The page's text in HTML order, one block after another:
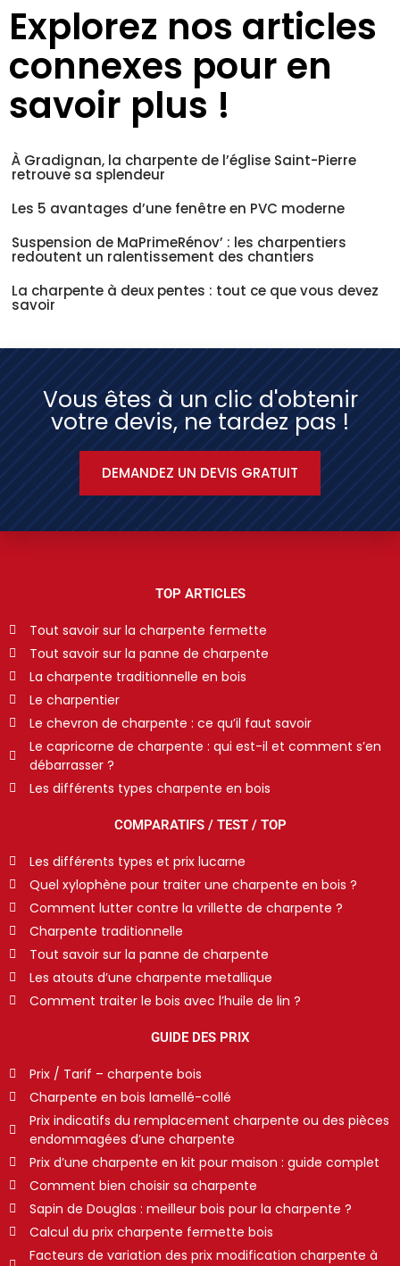
Explorez nos articles
connexes pour en
savoir plus !
À Gradignan, la charpente de l’église Saint-Pierre
retrouve sa splendeur
Les 5 avantages d’une fenêtre en PVC moderne
Suspension de MaPrimeRénov’ : les charpentiers
redoutent un ralentissement des chantiers
La charpente à deux pentes : tout ce que vous devez
savoir
Vous êtes à un clic d'obtenir
votre devis, ne tardez pas !
DEMANDEZ UN DEVIS GRATUIT
TOP ARTICLES
Tout savoir sur la charpente fermette
Tout savoir sur la panne de charpente
La charpente traditionnelle en bois
Le charpentier
Le chevron de charpente : ce qu’il faut savoir
Le capricorne de charpente : qui est-il et comment s’en
débarrasser ?
Les différents types charpente en bois
COMPARATIFS / TEST / TOP
Les différents types et prix lucarne
Quel xylophène pour traiter une charpente en bois ?
Comment lutter contre la vrillette de charpente ?
Charpente traditionnelle
Tout savoir sur la panne de charpente
Les atouts d’une charpente metallique
Comment traiter le bois avec l’huile de lin ?
GUIDE DES PRIX
Prix / Tarif – charpente bois
Charpente en bois lamellé-collé
Prix indicatifs du remplacement charpente ou des pièces
endommagées d’une charpente
Prix d’une charpente en kit pour maison : guide complet
Comment bien choisir sa charpente
Sapin de Douglas : meilleur bois pour la charpente ?
Calcul du prix charpente fermette bois
Facteurs de variation des prix modification charpente à